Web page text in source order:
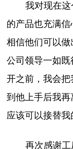
我对现在
的产品也充满
相信他们可以
公司领导一如
开之前，我会
到他上手后我再
应该可以接替我
再次感谢